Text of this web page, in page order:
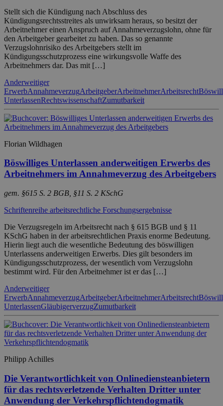
Stellt sich die Kündigung nach Abschluss des
Kündigungsrechtsstreites als unwirksam heraus, so besitzt der
Arbeitnehmer einen Anspruch auf Annahmeverzugslohn, ohne für
den Arbeitgeber gearbeitet zu haben. Das so genannte
Verzugslohnrisiko des Arbeitgebers stellt im
Kündigungsschutzprozess eine wirkungsvolle Waffe des
Arbeitnehmers dar. Das mit […]
Anderweitiger
ErwerbAnnahmeverzugArbeitgeberArbeitnehmerArbeitsrecht
UnterlassenRechtswissenschaftZumutbarkeit
Florian Wildhagen
Böswilliges Unterlassen anderweitigen Erwerbs des
Arbeitnehmers im Annahmeverzug des Arbeitgebers
gem. §615 S. 2 BGB, §11 S. 2 KSchG
Schriftenreihe arbeitsrechtliche Forschungsergebnisse
Die Verzugsregeln im Arbeitsrecht nach § 615 BGB und § 11
KSchG haben in der arbeitsrechtlichen Praxis enorme Bedeutung.
Hierin liegt auch die wesentliche Bedeutung des böswilligen
Unterlassens anderweitigen Erwerbs. Dies gilt besonders im
Kündigungsschutzprozess, der wesentlich vom Verzugslohn
bestimmt wird. Für den Arbeitnehmer ist er das […]
Anderweitiger
ErwerbAnnahmeverzugArbeitgeberArbeitnehmerArbeitsrecht
UnterlassenGläubigerverzugZumutbarkeit
Philipp Achilles
Die Verantwortlichkeit von Onlinediensteanbietern
für das rechtsverletzende Verhalten Dritter unter
Anwendung der Verkehrspflichtendogmatik